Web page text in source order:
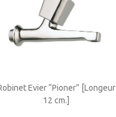
Evier “Pioner” [Longeur
12 cm.]